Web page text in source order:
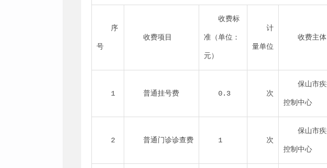
序
号
收费项目
收费标
准（单位：
元）
计
量单位
收费主体
1 普通挂号费 0.3 次
保山市
控制中心
2 普通门诊诊查费 1 次
保山市
控制中心